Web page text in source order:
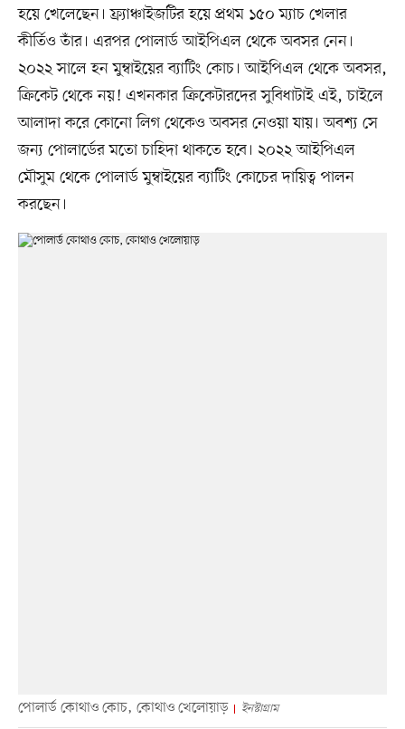
হয়ে খেলেছেন। ফ্র্যাঞ্চাইজটির হয়ে প্রথম ১৫০ ম্যাচ খেলার
কীর্তিও তাঁর। এরপর পোলার্ড আইপিএল থেকে অবসর নেন।
২০২২ সালে হন মুম্বাইয়ের ব্যাটিং কোচ। আইপিএল থেকে অবসর,
ক্রিকেট থেকে নয়! এখনকার ক্রিকেটারদের সুবিধাটাই এই, চাইলে
আলাদা করে কোনো লিগ থেকেও অবসর নেওয়া যায়। অবশ্য সে
জন্য পোলার্ডের মতো চাহিদা থাকতে হবে। ২০২২ আইপিএল
মৌসুম থেকে পোলার্ড মুম্বাইয়ের ব্যাটিং কোচের দায়িত্ব পালন
করছেন।
পোলার্ড কোথাও কোচ, কোথাও খেলোয়াড় ইনস্টাগ্রাম